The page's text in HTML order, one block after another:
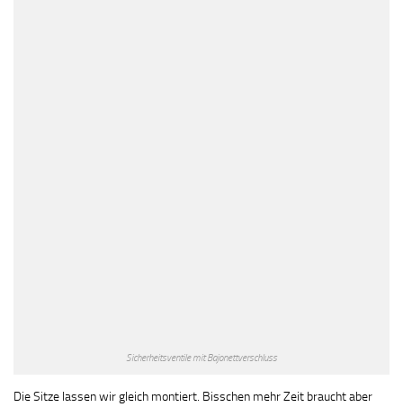
Sicherheitsventile mit Bajonettverschluss
Die Sitze lassen wir gleich montiert. Bisschen mehr Zeit braucht aber